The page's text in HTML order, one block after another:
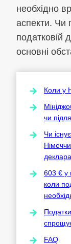
необхідно
аспекти. Чи
податковій
основні
Коли у
чи
Чи
603 € у
коли
FAQ